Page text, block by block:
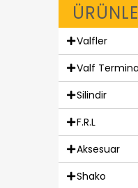
Valfler
Valf
Silindir
F.R.L
Aksesuar
Shako